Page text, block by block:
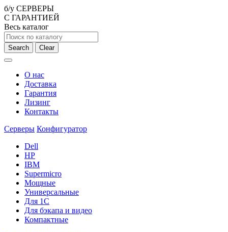
б/у СЕРВЕРЫ
С ГАРАНТИЕЙ
Весь каталог
Search Clear
О нас
Доставка
Гарантия
Лизинг
Контакты
Серверы Конфигуратор
Dell
HP
IBM
Supermicro
Мощные
Универсальные
Для 1С
Для бэкапа и видео
Компактные